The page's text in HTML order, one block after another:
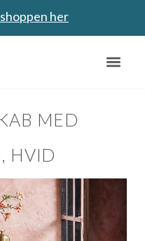
her
MED
HVID